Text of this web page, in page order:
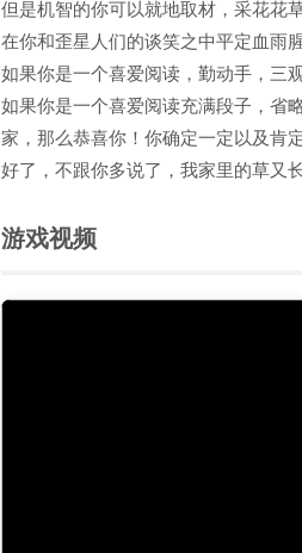
但是机智的你可以就地取材，采花花
在你和歪星人们的谈笑之中平定血雨
如果你是一个喜爱阅读，勤动手，三
如果你是一个喜爱阅读充满段子，省
家，那么恭喜你！你确定一定以及肯
好了，不跟你多说了，我家里的草又
游戏视频